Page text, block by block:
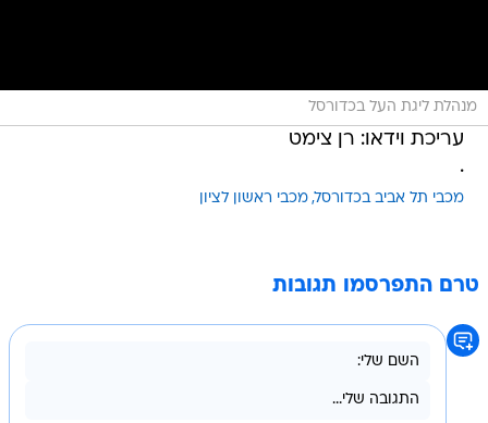
מנהלת ליגת העל בכדורסל
עריכת וידאו: רן צימט
.
מכבי תל אביב בכדורסל מכבי ראשון לציון
טרם התפרסמו תגובות